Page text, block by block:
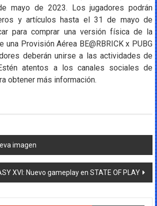
mayo de 2023. Los jugadores podrán
y artículos hasta el 31 de mayo de
para comprar una versión física de la
una Provisión Aérea BE@RBRICK x PUBG
deberán unirse a las actividades de
atentos a los canales sociales de
obtener más información.
imagen
XVI: Nuevo gameplay en STATE OF PLAY